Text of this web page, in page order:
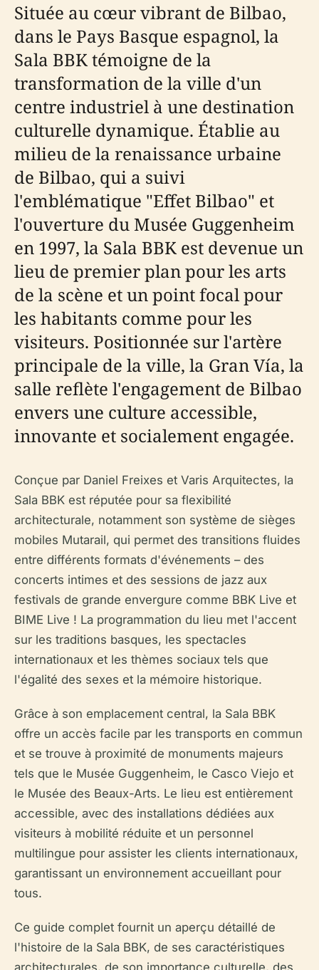
Située au cœur vibrant de Bilbao,
dans le Pays Basque espagnol, la
Sala BBK témoigne de la
transformation de la ville d'un
centre industriel à une destination
culturelle dynamique. Établie au
milieu de la renaissance urbaine
de Bilbao, qui a suivi
l'emblématique "Effet Bilbao" et
l'ouverture du Musée Guggenheim
en 1997, la Sala BBK est devenue un
lieu de premier plan pour les arts
de la scène et un point focal pour
les habitants comme pour les
visiteurs. Positionnée sur l'artère
principale de la ville, la Gran Vía, la
salle reflète l'engagement de Bilbao
envers une culture accessible,
innovante et socialement engagée.
Conçue par Daniel Freixes et Varis Arquitectes, la
Sala BBK est réputée pour sa flexibilité
architecturale, notamment son système de sièges
mobiles Mutarail, qui permet des transitions fluides
entre différents formats d'événements – des
concerts intimes et des sessions de jazz aux
festivals de grande envergure comme BBK Live et
BIME Live ! La programmation du lieu met l'accent
sur les traditions basques, les spectacles
internationaux et les thèmes sociaux tels que
l'égalité des sexes et la mémoire historique.
Grâce à son emplacement central, la Sala BBK
offre un accès facile par les transports en commun
et se trouve à proximité de monuments majeurs
tels que le Musée Guggenheim, le Casco Viejo et
le Musée des Beaux-Arts. Le lieu est entièrement
accessible, avec des installations dédiées aux
visiteurs à mobilité réduite et un personnel
multilingue pour assister les clients internationaux,
garantissant un environnement accueillant pour
tous.
Ce guide complet fournit un aperçu détaillé de
l'histoire de la Sala BBK, de ses caractéristiques
architecturales, de son importance culturelle, des